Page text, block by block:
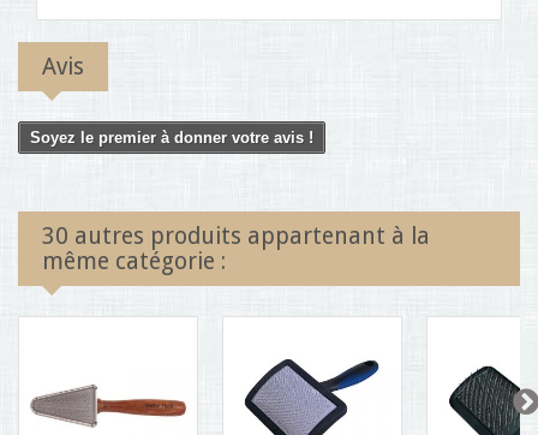
Avis
Soyez le premier à donner votre avis !
30 autres produits appartenant à la
même catégorie :